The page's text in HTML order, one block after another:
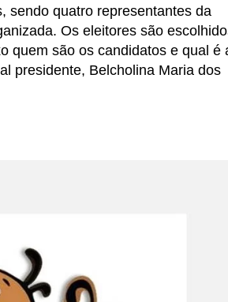
sendo quatro representantes da
Os eleitores são
quem são os candidatos e qual é
presidente, Belcholina Maria dos